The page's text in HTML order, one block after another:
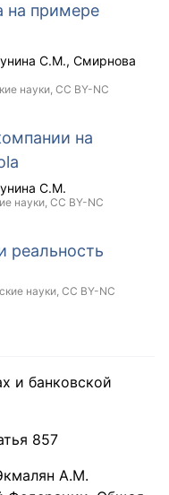
на примере
С.М. Смирнова
науки, CC BY-NC
на
С.М.
науки, CC BY-NC
реальность
науки, CC BY-NC
и банковской
857
А.М.